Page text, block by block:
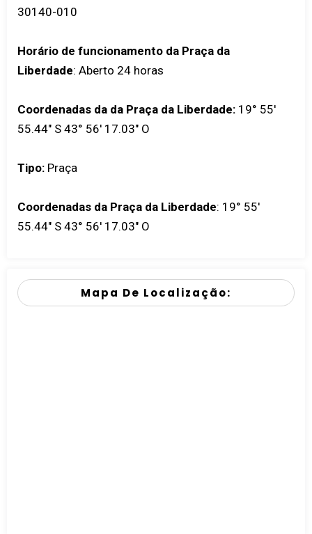
30140-010
Horário de funcionamento da Praça da
Liberdade: Aberto 24 horas
Coordenadas da da Praça da Liberdade: 19° 55'
55.44" S 43° 56' 17.03" O
Tipo: Praça
Coordenadas da Praça da Liberdade: 19° 55'
55.44" S 43° 56' 17.03" O
Mapa De Localização: